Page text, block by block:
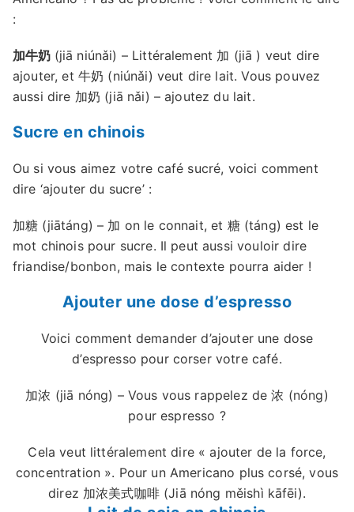
:
加牛奶 (jiā niúnǎi) – Littéralement 加 (jiā ) veut dire
ajouter, et 牛奶 (niúnǎi) veut dire lait. Vous pouvez
aussi dire 加奶 (jiā nǎi) – ajoutez du lait.
Sucre en chinois
Ou si vous aimez votre café sucré, voici comment
dire ‘ajouter du sucre’ :
加糖 (jiātáng) – 加 on le connait, et 糖 (táng) est le
mot chinois pour sucre. Il peut aussi vouloir dire
friandise/bonbon, mais le contexte pourra aider !
Ajouter une dose d’espresso
Voici comment demander d’ajouter une dose
d’espresso pour corser votre café.
加浓 (jiā nóng) – Vous vous rappelez de 浓 (nóng)
pour espresso ?
Cela veut littéralement dire « ajouter de la force,
concentration ». Pour un Americano plus corsé, vous
direz 加浓美式咖啡 (Jiā nóng měishì kāfēi).